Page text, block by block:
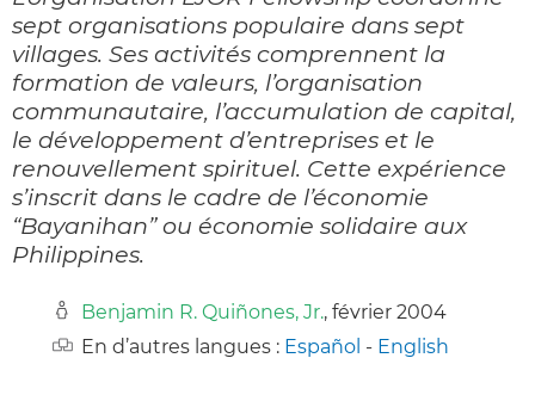
sept organisations populaire dans sept
villages. Ses activités comprennent la
formation de valeurs, l’organisation
communautaire, l’accumulation de capital,
le développement d’entreprises et le
renouvellement spirituel. Cette expérience
s’inscrit dans le cadre de l’économie
“Bayanihan” ou économie solidaire aux
Philippines.
Benjamin R. Quiñones, Jr., février 2004
En d’autres langues : Español - English